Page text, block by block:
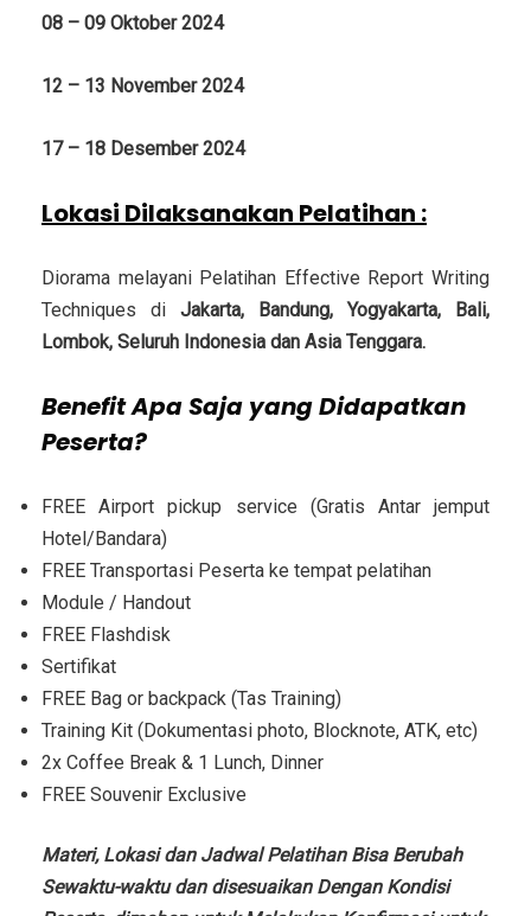
08 – 09 Oktober 2024
12 – 13 November 2024
17 – 18 Desember 2024
Lokasi Dilaksanakan Pelatihan :
Diorama melayani Pelatihan Effective Report Writing
Techniques di Jakarta, Bandung, Yogyakarta, Bali,
Lombok, Seluruh Indonesia dan Asia Tenggara.
Benefit Apa Saja yang Didapatkan
Peserta?
FREE Airport pickup service (Gratis Antar jemput
Hotel/Bandara)
FREE Transportasi Peserta ke tempat pelatihan
Module / Handout
FREE Flashdisk
Sertifikat
FREE Bag or backpack (Tas Training)
Training Kit (Dokumentasi photo, Blocknote, ATK, etc)
2x Coffee Break & 1 Lunch, Dinner
FREE Souvenir Exclusive
Materi, Lokasi dan Jadwal Pelatihan Bisa Berubah
Sewaktu-waktu dan disesuaikan Dengan Kondisi